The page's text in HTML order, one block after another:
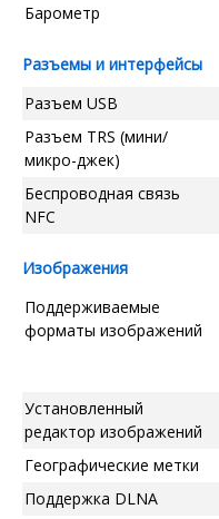
Барометр
Разъемы и интерфейсы
Разъем USB
Разъем TRS (мини/
микро-джек)
Беспроводная связь
NFC
Изображения
Поддерживаемые
форматы изображений
Установленный
редактор изображений
Географические метки
Поддержка DLNA